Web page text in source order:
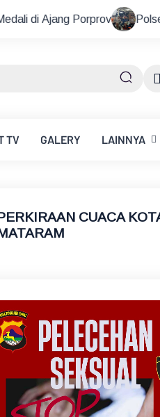
Polsek Metro
TV GALERY LAINNYA
CUACA